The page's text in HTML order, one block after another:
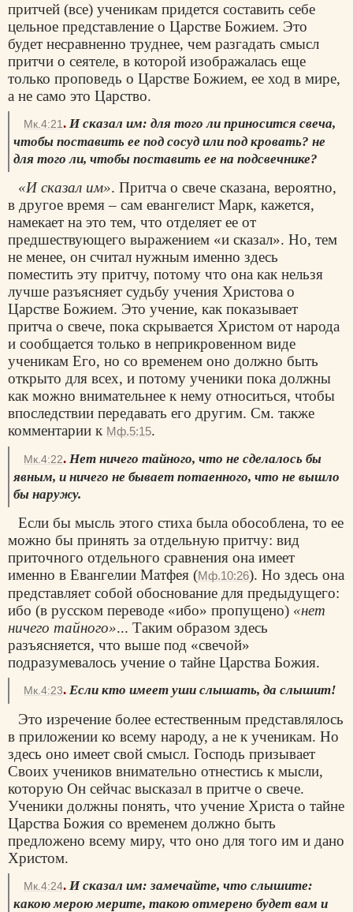
притчей (все) ученикам придется составить себе
цельное представление о Царстве Божием. Это
будет несравненно труднее, чем разгадать смысл
притчи о сеятеле, в которой изображалась еще
только проповедь о Царстве Божием, ее ход в мире,
а не само это Царство.
Мк.4:21. И сказал им: для того ли приносится свеча,
чтобы поставить ее под сосуд или под кровать? не
для того ли, чтобы поставить ее на подсвечнике?
«И сказал им». Притча о свече сказана, вероятно,
в другое время – сам евангелист Марк, кажется,
намекает на это тем, что отделяет ее от
предшествующего выражением «и сказал». Но, тем
не менее, он считал нужным именно здесь
поместить эту притчу, потому что она как нельзя
лучше разъясняет судьбу учения Христова о
Царстве Божием. Это учение, как показывает
притча о свече, пока скрывается Христом от народа
и сообщается только в неприкровенном виде
ученикам Его, но со временем оно должно быть
открыто для всех, и потому ученики пока должны
как можно внимательнее к нему относиться, чтобы
впоследствии передавать его другим. См. также
комментарии к Мф.5:15.
Мк.4:22. Нет ничего тайного, что не сделалось бы
явным, и ничего не бывает потаенного, что не вышло
бы наружу.
Если бы мысль этого стиха была обособлена, то ее
можно бы принять за отдельную притчу: вид
приточного отдельного сравнения она имеет
именно в Евангелии Матфея (Мф.10:26). Но здесь она
представляет собой обоснование для предыдущего:
ибо (в русском переводе «ибо» пропущено) «нет
ничего тайного»... Таким образом здесь
разъясняется, что выше под «свечой»
подразумевалось учение о тайне Царства Божия.
Мк.4:23. Если кто имеет уши слышать, да слышит!
Это изречение более естественным представлялось
в приложении ко всему народу, а не к ученикам. Но
здесь оно имеет свой смысл. Господь призывает
Своих учеников внимательно отнестись к мысли,
которую Он сейчас высказал в притче о свече.
Ученики должны понять, что учение Христа о тайне
Царства Божия со временем должно быть
предложено всему миру, что оно для того им и дано
Христом.
Мк.4:24. И сказал им: замечайте, что слышите:
какою мерою мерите, такою отмерено будет вам и